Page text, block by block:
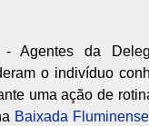
- Agentes da
o indivíduo
uma ação de
Baixada Fluminense